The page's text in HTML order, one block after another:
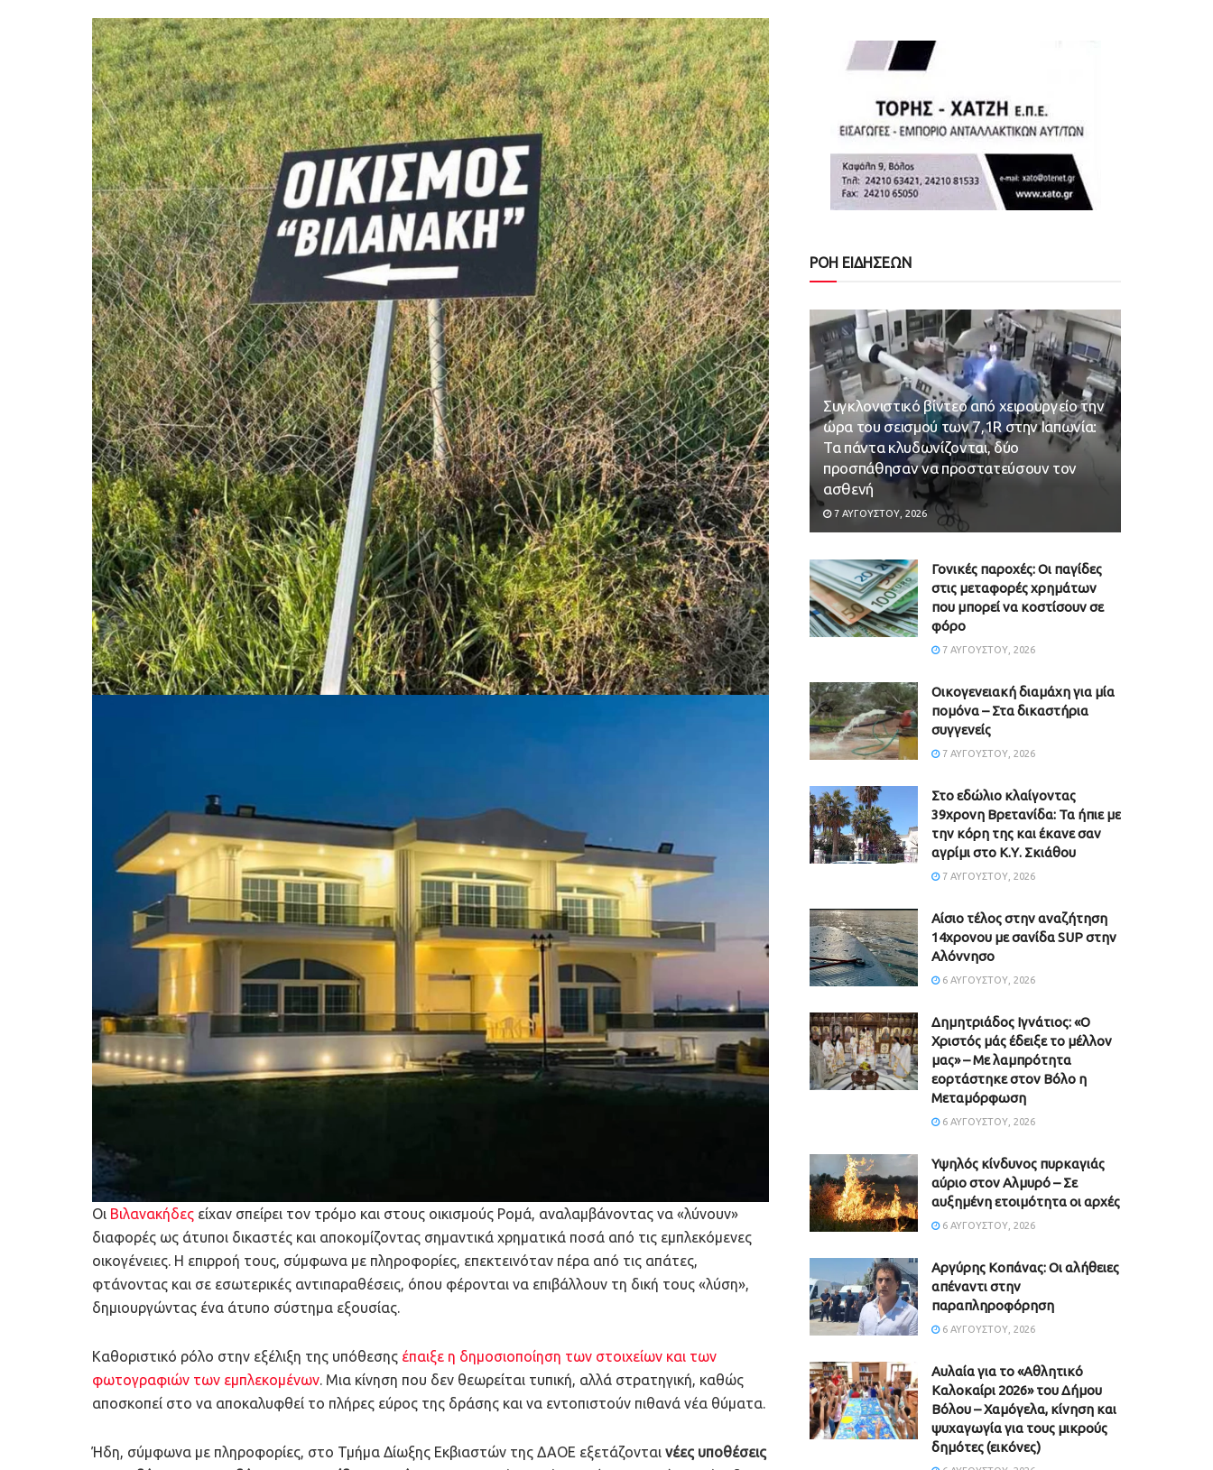
Οι Βιλανακήδες είχαν σπείρει τον τρόμο και στους οικισμούς Ρομά, αναλαμβάνοντας να «λύνουν»
διαφορές ως άτυποι δικαστές και αποκομίζοντας σημαντικά χρηματικά ποσά από τις εμπλεκόμενες
οικογένειες. Η επιρροή τους, σύμφωνα με πληροφορίες, επεκτεινόταν πέρα από τις απάτες,
φτάνοντας και σε εσωτερικές αντιπαραθέσεις, όπου φέρονται να επιβάλλουν τη δική τους «λύση»,
δημιουργώντας ένα άτυπο σύστημα εξουσίας.
Καθοριστικό ρόλο στην εξέλιξη της υπόθεσης έπαιξε η δημοσιοποίηση των στοιχείων και των
φωτογραφιών των εμπλεκομένων. Μια κίνηση που δεν θεωρείται τυπική, αλλά στρατηγική, καθώς
αποσκοπεί στο να αποκαλυφθεί το πλήρες εύρος της δράσης και να εντοπιστούν πιθανά νέα θύματα.
Ήδη, σύμφωνα με πληροφορίες, στο Τμήμα Δίωξης Εκβιαστών της ΔΑΟΕ εξετάζονται νέες υποθέσεις
ΡΟΗ ΕΙΔΗΣΕΩΝ
Συγκλονιστικό βίντεο από χειρουργείο την
ώρα του σεισμού των 7,1R στην Ιαπωνία:
Τα πάντα κλυδωνίζονται, δύο
προσπάθησαν να προστατεύσουν τον
ασθενή
7 ΑΥΓΟΎΣΤΟΥ, 2026
Γονικές παροχές: Οι παγίδες
στις μεταφορές χρημάτων
που μπορεί να κοστίσουν σε
φόρο
7 ΑΥΓΟΎΣΤΟΥ, 2026
Οικογενειακή διαμάχη για μία
πομόνα – Στα δικαστήρια
συγγενείς
7 ΑΥΓΟΎΣΤΟΥ, 2026
Στο εδώλιο κλαίγοντας
39χρονη Βρετανίδα: Τα ήπιε με
την κόρη της και έκανε σαν
αγρίμι στο Κ.Υ. Σκιάθου
7 ΑΥΓΟΎΣΤΟΥ, 2026
Αίσιο τέλος στην αναζήτηση
14χρονου με σανίδα SUP στην
Αλόννησο
6 ΑΥΓΟΎΣΤΟΥ, 2026
Δημητριάδος Ιγνάτιος: «Ο
Χριστός μάς έδειξε το μέλλον
μας» – Με λαμπρότητα
εορτάστηκε στον Βόλο η
Μεταμόρφωση
6 ΑΥΓΟΎΣΤΟΥ, 2026
Υψηλός κίνδυνος πυρκαγιάς
αύριο στον Αλμυρό – Σε
αυξημένη ετοιμότητα οι αρχές
6 ΑΥΓΟΎΣΤΟΥ, 2026
Aργύρης Κοπάνας: Οι αλήθειες
απέναντι στην
παραπληροφόρηση
6 ΑΥΓΟΎΣΤΟΥ, 2026
Αυλαία για το «Αθλητικό
Καλοκαίρι 2026» του Δήμου
Βόλου – Χαμόγελα, κίνηση και
ψυχαγωγία για τους μικρούς
δημότες (εικόνες)